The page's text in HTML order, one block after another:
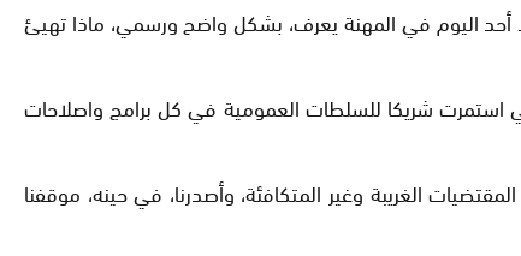
أحد اليوم في المهنة يعرف، بشكل واضح ورسمي، ماذا تهيئ
استمرت شريكا للسلطات العمومية في كل برامج واصلاحات
الغريبة وغير المتكافئة، وأصدرنا، في حينه، موقفنا